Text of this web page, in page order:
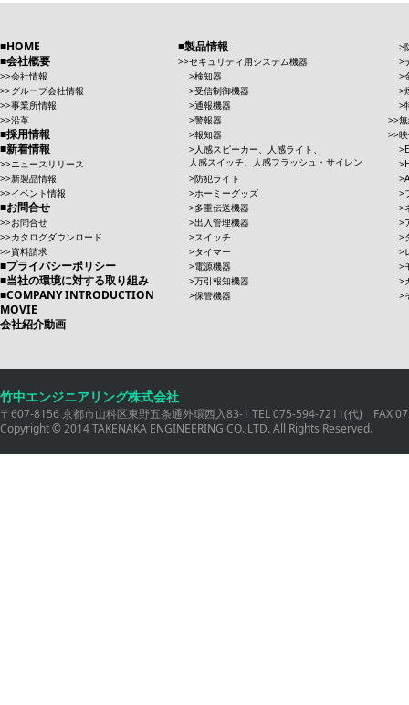
HOME
会社概要
会社情報
グループ会社情報
事業所情報
沿革
採用情報
新着情報
ニュースリリース
新製品情報
イベント情報
お問合せ
お問合せ
カタログダウンロード
資料請求
プライバシーポリシー
当社の環境に対する取り組み
COMPANY INTRODUCTION
MOVIE
会社紹介動画
製品情報
セキュリティ用システム機器
検知器
受信制御機器
通報機器
警報器
報知器
人感スピーカー、人感ライト、
人感スイッチ、人感フラッシュ・サイレン
防犯ライト
ホーミーグッズ
多重伝送機器
出入管理機器
スイッチ
タイマー
電源機器
万引報知機器
保管機器
竹中エンジニアリング株式会社
〒607-8156 京都市山科区東野五条通外環西入83-1 TEL 075-594-7211(代) FAX
Copyright © 2014 TAKENAKA ENGINEERING CO.,LTD. All Rights Reserved.